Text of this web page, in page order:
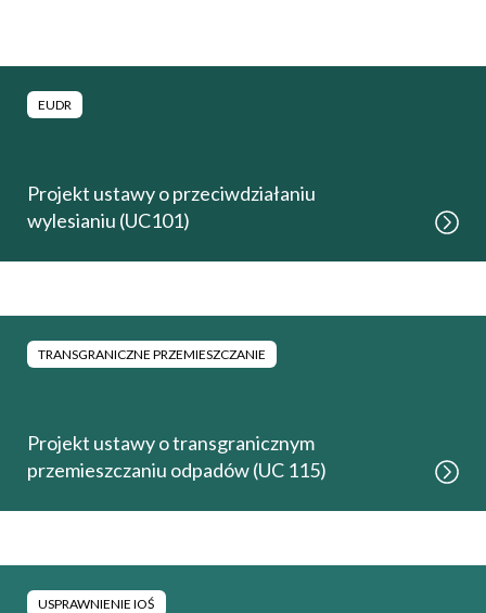
EUDR
Projekt ustawy o przeciwdziałaniu
wylesianiu (UC101)
TRANSGRANICZNE PRZEMIESZCZANIE
Projekt ustawy o transgranicznym
przemieszczaniu odpadów (UC 115)
USPRAWNIENIE IOŚ